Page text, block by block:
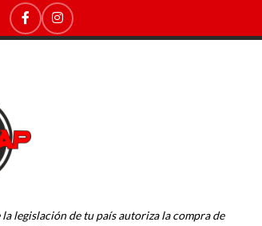
legislación de tu país autoriza la compra de